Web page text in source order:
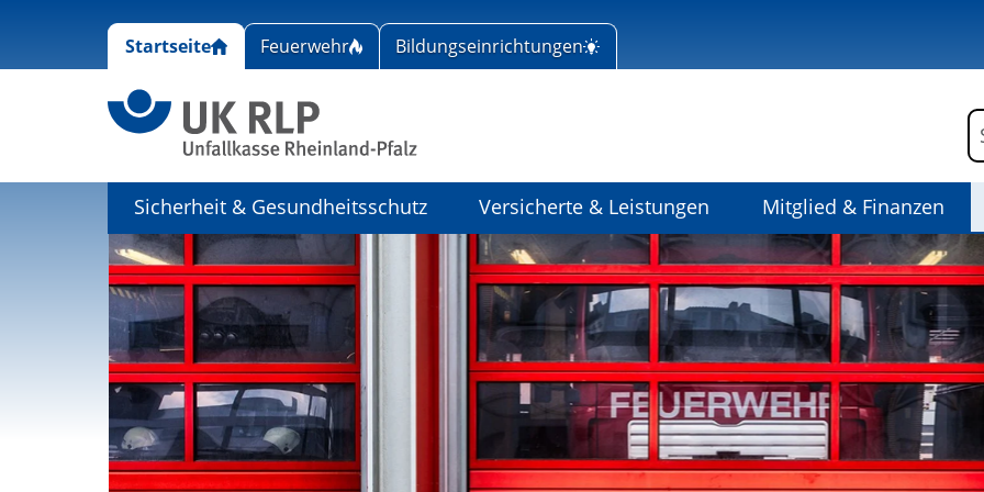
Startseite Feuerwehr Bildungseinrichtungen
Sicherheit & Gesundheitsschutz Versicherte & Leistungen Mitglied & Finanzen